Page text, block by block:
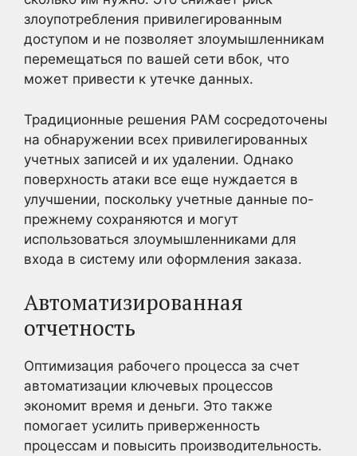
злоупотребления привилегированным
доступом и не позволяет злоумышленникам
перемещаться по вашей сети вбок, что
может привести к утечке данных.
Традиционные решения PAM сосредоточены
на обнаружении всех привилегированных
учетных записей и их удалении. Однако
поверхность атаки все еще нуждается в
улучшении, поскольку учетные данные по-
прежнему сохраняются и могут
использоваться злоумышленниками для
входа в систему или оформления заказа.
Автоматизированная
отчетность
Оптимизация рабочего процесса за счет
автоматизации ключевых процессов
экономит время и деньги. Это также
помогает усилить приверженность
процессам и повысить производительность.